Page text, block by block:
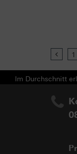
1
Im Durchschnitt